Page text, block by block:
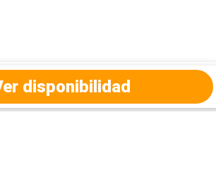
disponibilidad